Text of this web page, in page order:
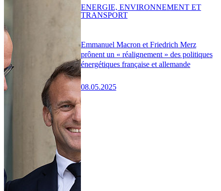
Emmanuel Macron et Friedrich Merz
prônent un « réalignement » des politiques
énergétiques française et allemande
08.05.2025
ENERGIE, ENVIRONNEMENT ET
TRANSPORT